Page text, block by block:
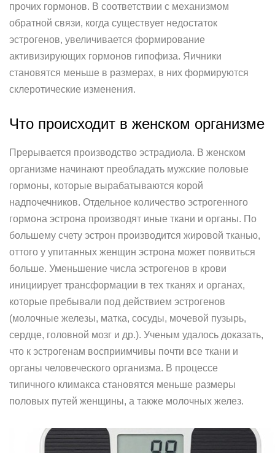
прочих гормонов. В соответствии с механизмом
обратной связи, когда существует недостаток
эстрогенов, увеличивается формирование
активизирующих гормонов гипофиза. Яичники
становятся меньше в размерах, в них формируются
склеротические изменения.
Что происходит в женском организме
Прерывается производство эстрадиола. В женском
организме начинают преобладать мужские половые
гормоны, которые вырабатываются корой
надпочечников. Отдельное количество эстрогенного
гормона эстрона производят иные ткани и органы. По
большему счету эстрон производится жировой тканью,
оттого у упитанных женщин эстрона может появиться
больше. Уменьшение числа эстрогенов в крови
инициирует трансформации в тех тканях и органах,
которые пребывали под действием эстрогенов
(молочные железы, матка, сосуды, мочевой пузырь,
сердце, головной мозг и др.). Ученым удалось доказать,
что к эстрогенам восприимчивы почти все ткани и
органы человеческого организма. В процессе
типичного климакса становятся меньше размеры
половых путей женщины, а также молочных желез.